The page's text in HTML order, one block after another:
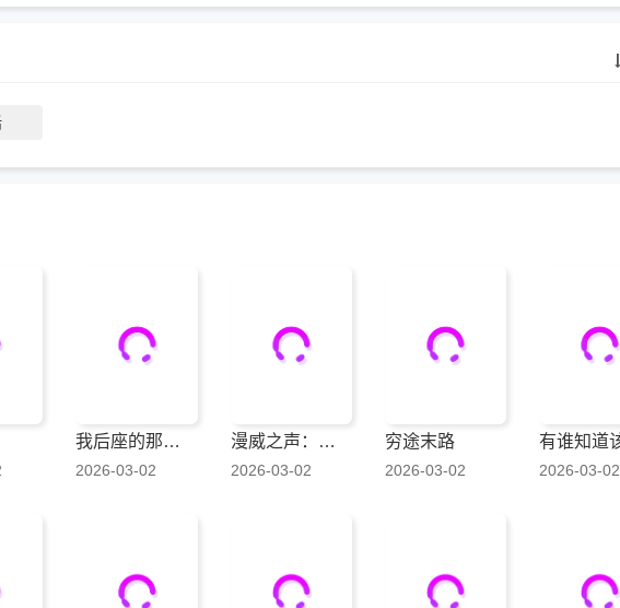
我后座的那个她
2026-03-02
漫威之声：骄傲
2026-03-02
穷途末路
2026-03-02 2026-03-02